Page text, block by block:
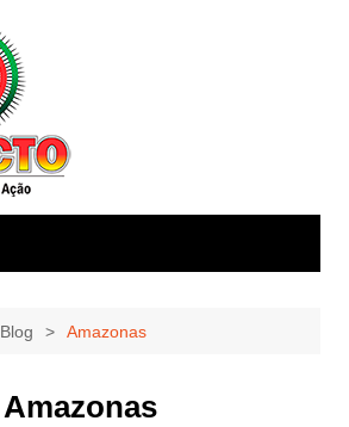
Blog Amazonas
Amazonas